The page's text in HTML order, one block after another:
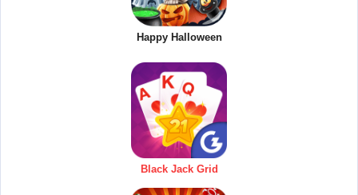
Happy Halloween
Black Jack Grid